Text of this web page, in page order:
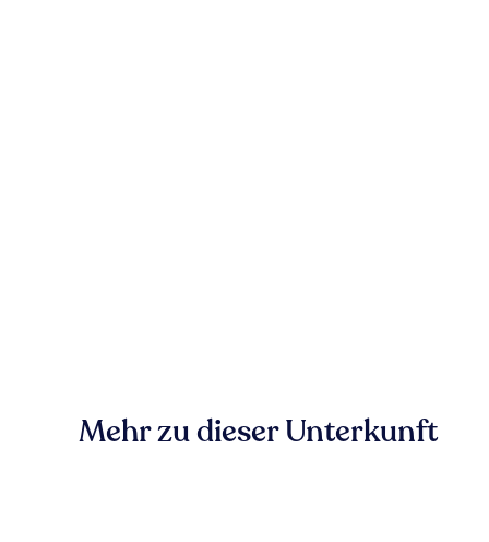
Mehr zu dieser Unterkunft